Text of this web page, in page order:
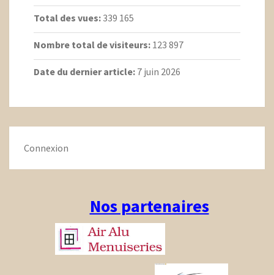
Total des vues: 339 165
Nombre total de visiteurs: 123 897
Date du dernier article: 7 juin 2026
Connexion
Nos partenaires